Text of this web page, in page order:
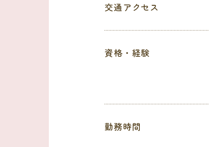
交通アクセス
資格・経験
勤務時間